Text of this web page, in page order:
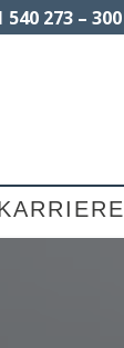
540 273 – 300